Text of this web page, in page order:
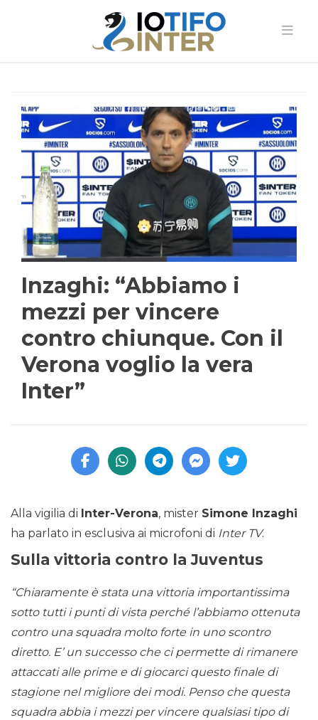
Inzaghi: “Abbiamo i
mezzi per vincere
contro chiunque. Con il
Verona voglio la vera
Inter”
Alla vigilia di Inter-Verona, mister Simone Inzaghi
ha parlato in esclusiva ai microfoni di Inter TV.
Sulla vittoria contro la Juventus
“Chiaramente è stata una vittoria importantissima
sotto tutti i punti di vista perché l’abbiamo ottenuta
contro una squadra molto forte in uno scontro
diretto. E’ un successo che ci permette di rimanere
attaccati alle prime e di giocarci questo finale di
stagione nel migliore dei modi. Penso che questa
squadra abbia i mezzi per vincere qualsiasi tipo di